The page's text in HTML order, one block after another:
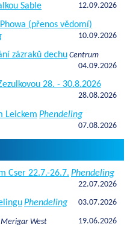
Sable 12.09.2026
(přenos vědomí)
10.09.2026
zázraků dechu Centrum
04.09.2026
28. - 30.8.2026
28.08.2026
Leickem Phendeling
07.08.2026
Cser 22.7.-26.7. Phendeling
22.07.2026
Phendeling 03.07.2026
Merigar West 19.06.2026